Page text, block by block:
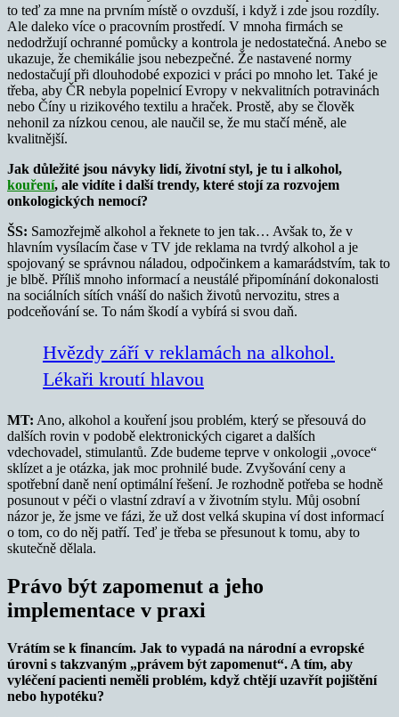
to teď za mne na prvním místě o ovzduší, i když i zde jsou rozdíly.
Ale daleko více o pracovním prostředí. V mnoha firmách se
nedodržují ochranné pomůcky a kontrola je nedostatečná. Anebo se
ukazuje, že chemikálie jsou nebezpečné. Že nastavené normy
nedostačují při dlouhodobé expozici v práci po mnoho let. Také je
třeba, aby ČR nebyla popelnicí Evropy v nekvalitních potravinách
nebo Číny u rizikového textilu a hraček. Prostě, aby se člověk
nehonil za nízkou cenou, ale naučil se, že mu stačí méně, ale
kvalitnější.
Jak důležité jsou návyky lidí, životní styl, je tu i alkohol,
kouření, ale vidíte i další trendy, které stojí za rozvojem
onkologických nemocí?
ŠS: Samozřejmě alkohol a řeknete to jen tak… Avšak to, že v
hlavním vysílacím čase v TV jde reklama na tvrdý alkohol a je
spojovaný se správnou náladou, odpočinkem a kamarádstvím, tak to
je blbě. Příliš mnoho informací a neustálé připomínání dokonalosti
na sociálních sítích vnáší do našich životů nervozitu, stres a
podceňování se. To nám škodí a vybírá si svou daň.
Hvězdy září v reklamách na alkohol.
Lékaři kroutí hlavou
MT: Ano, alkohol a kouření jsou problém, který se přesouvá do
dalších rovin v podobě elektronických cigaret a dalších
vdechovadel, stimulantů. Zde budeme teprve v onkologii „ovoce“
sklízet a je otázka, jak moc prohnilé bude. Zvyšování ceny a
spotřební daně není optimální řešení. Je rozhodně potřeba se hodně
posunout v péči o vlastní zdraví a v životním stylu. Můj osobní
názor je, že jsme ve fázi, že už dost velká skupina ví dost informací
o tom, co do něj patří. Teď je třeba se přesunout k tomu, aby to
skutečně dělala.
Právo být zapomenut a jeho
implementace v praxi
Vrátím se k financím. Jak to vypadá na národní a evropské
úrovni s takzvaným „právem být zapomenut“. A tím, aby
vyléčení pacienti neměli problém, když chtějí uzavřít pojištění
nebo hypotéku?